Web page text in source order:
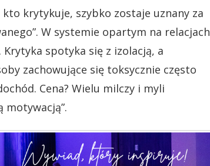
kto krytykuje, szybko zostaje uznany za
W systemie opartym na relacjach
spotyka się z izolacją, a
zachowujące się toksycznie często
Cena? Wielu milczy i myli
motywacją”.